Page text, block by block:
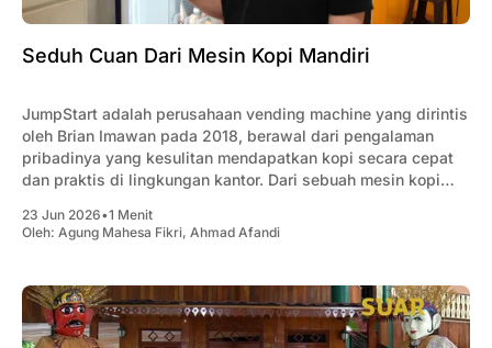
Seduh Cuan Dari Mesin Kopi Mandiri
JumpStart adalah perusahaan vending machine yang dirintis
oleh Brian Imawan pada 2018, berawal dari pengalaman
pribadinya yang kesulitan mendapatkan kopi secara cepat
dan praktis di lingkungan kantor. Dari sebuah mesin kopi
ini berkembang menjadi jaringan vending machine dengan
ribuan titik layanan di berbagai
23 Jun 2026•1 Menit
Oleh: Agung Mahesa Fikri, Ahmad Afandi